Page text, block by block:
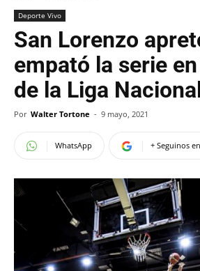
Deporte Vivo
San Lorenzo
empató la serie
de la Liga
Por Walter Tortone - 9 mayo, 2021
WhatsApp + Seguinos